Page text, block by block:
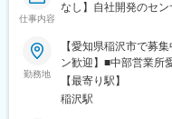
仕事内容
なし】自社開発のセ
勤務地
【愛知県稲沢市で募
ン歓迎】■中部営業所
問できる範囲が担当
可能性があります※U
【最寄り駅】
稲沢駅